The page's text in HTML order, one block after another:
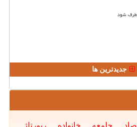
شود
جدیدترین ها